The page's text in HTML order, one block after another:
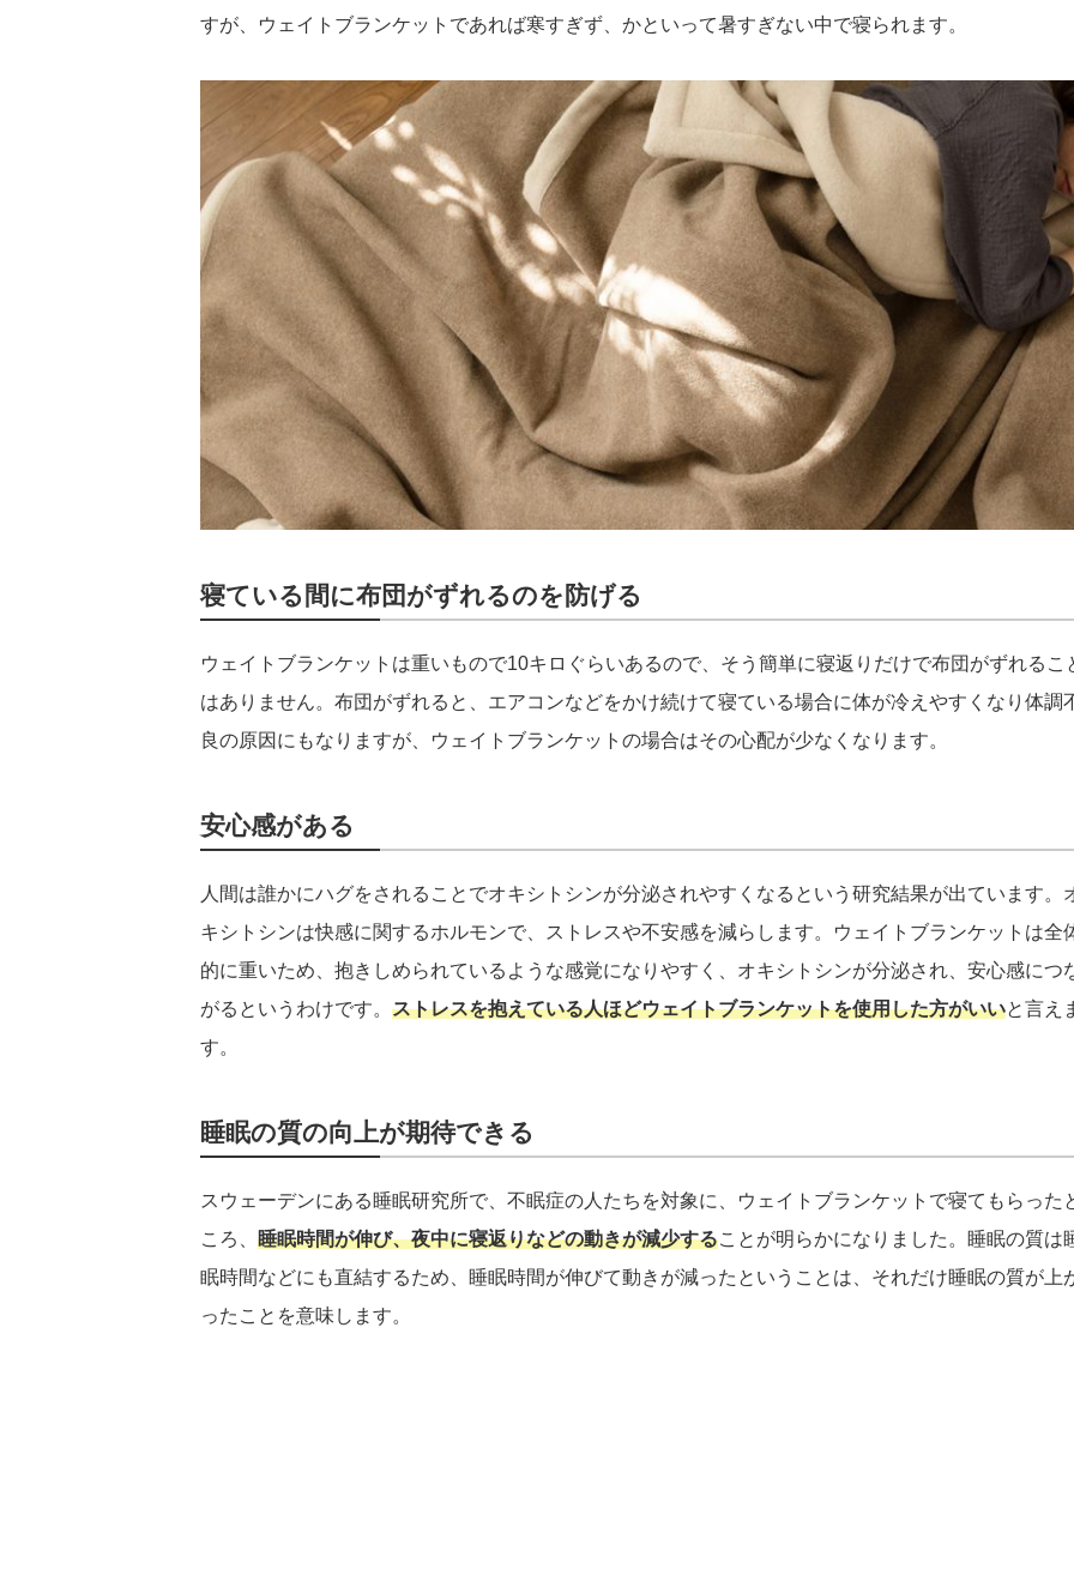
すが、ウェイトブランケットであれば寒すぎず、かといって暑すぎない中で寝られます。
寝ている間に布団がずれるのを防げる
ウェイトブランケットは重いもので10キロぐらいあるので、そう簡単に寝返りだけで布団がずれるこ
はありません。布団がずれると、エアコンなどをかけ続けて寝ている場合に体が冷えやすくなり体調
良の原因にもなりますが、ウェイトブランケットの場合はその心配が少なくなります。
安心感がある
人間は誰かにハグをされることでオキシトシンが分泌されやすくなるという研究結果が出ています。
キシトシンは快感に関するホルモンで、ストレスや不安感を減らします。ウェイトブランケットは全
的に重いため、抱きしめられているような感覚になりやすく、オキシトシンが分泌され、安心感につ
がるというわけです。 ストレスを抱えている人ほどウェイトブランケットを使用した方がいいと言え
す。
睡眠の質の向上が期待できる
スウェーデンにある睡眠研究所で、不眠症の人たちを対象に、ウェイトブランケットで寝てもらった
ころ、 睡眠時間が伸び、夜中に寝返りなどの動きが減少することが明らかになりました。睡眠の質は
眠時間などにも直結するため、睡眠時間が伸びて動きが減ったということは、それだけ睡眠の質が上
ったことを意味します。